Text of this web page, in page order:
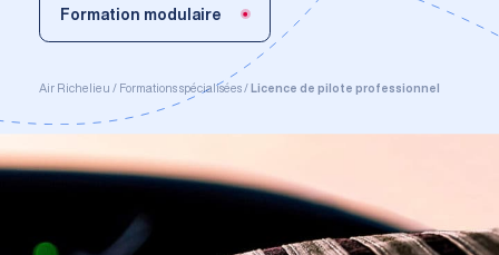
Formation modulaire
Air Richelieu Formations spécialisées Licence de pilote professionnel